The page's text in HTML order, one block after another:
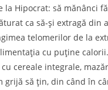
la Hipo­crat: să mănânci
ca să-şi extragă din
telomerilor de la
cu puţine
cereale integrale,
grijă să ţin, din când în